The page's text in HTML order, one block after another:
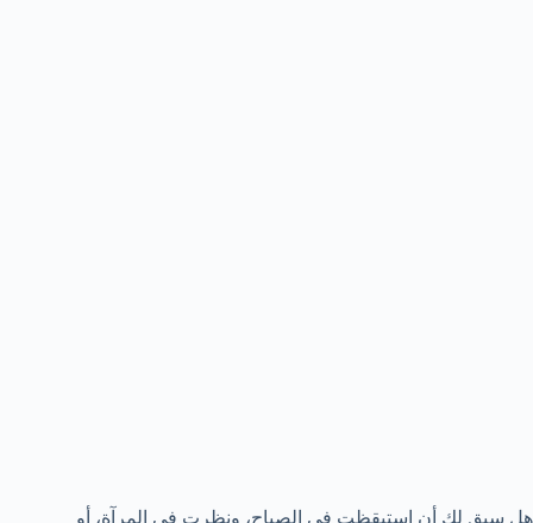
هل سبق لك أن استيقظت في الصباح، ونظرت في المرآة، أو